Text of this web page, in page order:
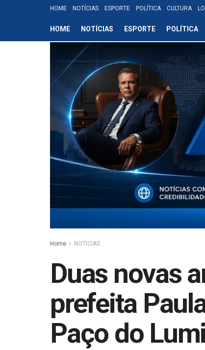
HOME NOTÍCIAS ESPORTE POLÍTICA CULTURA
HOME NOTÍCIAS ESPORTE POLÍTICA
Home NOTÍCIAS
Duas novas
prefeita
Paço do